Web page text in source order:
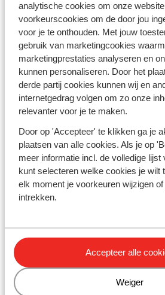
analytische cookies om onze
voorkeurscookies om de door jou
voor je te onthouden. Met jouw
gebruik van marketingcookies
marketingprestaties analyseren en
kunnen personaliseren. Door het
derde partij cookies kunnen wij en
internetgedrag volgen om zo onze
relevanter voor je te maken.
Door op 'Accepteer' te klikken ga je
plaatsen van alle cookies. Als je op
meer informatie incl. de volledige
kunt selecteren welke cookies je wilt
elk moment je voorkeuren wijzigen
intrekken.
Accepteer alle
Weiger
Over Sunweb
Over Sunweb
Verantwoord op vakantie
Vacatures
Pers & media
Cookies & privacy
Privacy
Cookies
Toegankelijkheidsverklaring
Wijzig je marketingvoorkeuren
Disclaimer
Mijn Sunweb
Algemene voorwaarden
Algemene voorwaarden
Reisinformatie